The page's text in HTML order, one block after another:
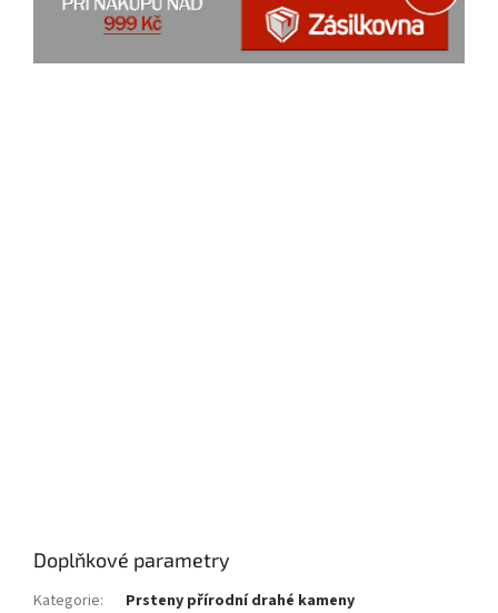
Doplňkové parametry
Kategorie:
Prsteny přírodní drahé kameny